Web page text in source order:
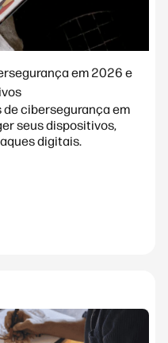
em 2026 e
cibersegurança em
seus dispositivos,
digitais.